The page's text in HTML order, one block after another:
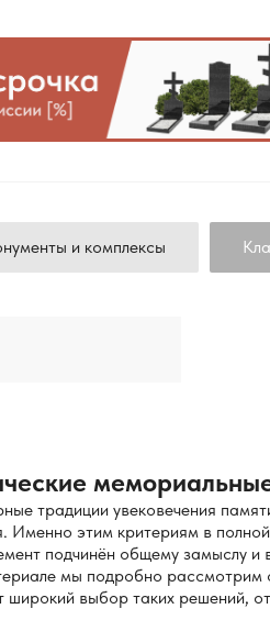
и комплексы
традиции увековечения
Именно этим критериям в
подчинён общему замыслу и
мы подробно рассмотрим
широкий выбор таких решений,